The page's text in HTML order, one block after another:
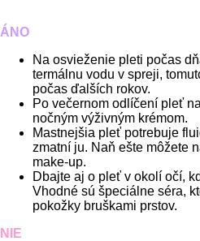
ÁNO
Na osvieženie pleti počas
termálnu vodu v spreji,
počas ďalších rokov.
Po večernom odlíčení pleť
nočným výživným krémom.
Mastnejšia pleť potrebuje
zmatní ju. Naň ešte môžete
make-up.
Dbajte aj o pleť v okolí očí,
Vhodné sú špeciálne séra,
pokožky bruškami prstov.
NIE